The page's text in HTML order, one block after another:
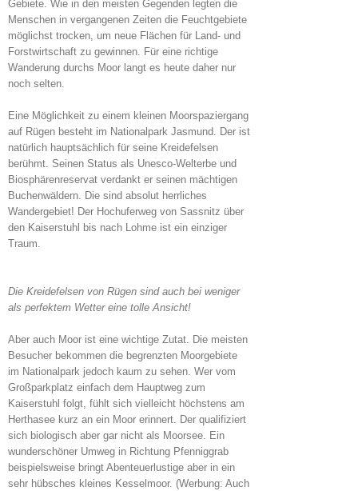
Gebiete. Wie in den meisten Gegenden legten die
Menschen in vergangenen Zeiten die Feuchtgebiete
möglichst trocken, um neue Flächen für Land- und
Forstwirtschaft zu gewinnen. Für eine richtige
Wanderung durchs Moor langt es heute daher nur
noch selten.
Eine Möglichkeit zu einem kleinen Moorspaziergang
auf Rügen besteht im Nationalpark Jasmund. Der ist
natürlich hauptsächlich für seine Kreidefelsen
berühmt. Seinen Status als Unesco-Welterbe und
Biosphärenreservat verdankt er seinen mächtigen
Buchenwäldern. Die sind absolut herrliches
Wandergebiet! Der Hochuferweg von Sassnitz über
den Kaiserstuhl bis nach Lohme ist ein einziger
Traum.
Die Kreidefelsen von Rügen sind auch bei weniger
als perfektem Wetter eine tolle Ansicht!
Aber auch Moor ist eine wichtige Zutat. Die meisten
Besucher bekommen die begrenzten Moorgebiete
im Nationalpark jedoch kaum zu sehen. Wer vom
Großparkplatz einfach dem Hauptweg zum
Kaiserstuhl folgt, fühlt sich vielleicht höchstens am
Herthasee kurz an ein Moor erinnert. Der qualifiziert
sich biologisch aber gar nicht als Moorsee. Ein
wunderschöner Umweg in Richtung Pfenniggrab
beispielsweise bringt Abenteuerlustige aber in ein
sehr hübsches kleines Kesselmoor. (Werbung: Auch